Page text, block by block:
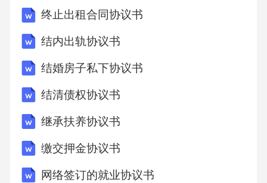
过友好协商解决；协商不成的，任何一方均有
权向有管辖权的人民法院提起诉讼。七、其他
效。本协议一式两份，甲乙双方各执一份，具
有同等法律效力。2.本协议未尽
终止出租合同协议书
结内出轨协议书
结婚房子私下协议书
结清债权协议书
继承扶养协议书
缴交押金协议书
网络签订的就业协议书